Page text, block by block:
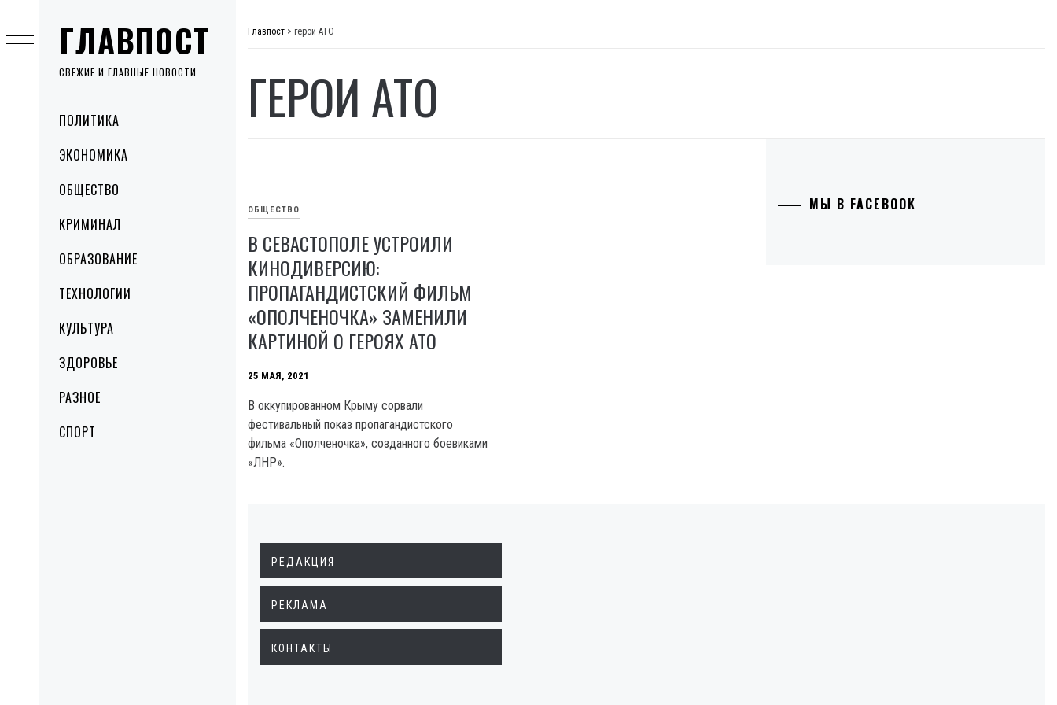
ГЛАВПОСТ
СВЕЖИЕ И ГЛАВНЫЕ НОВОСТИ
MenuПОЛИТИКА
ЭКОНОМИКА
ОБЩЕСТВО
КРИМИНАЛ
ОБРАЗОВАНИЕ
ТЕХНОЛОГИИ
КУЛЬТУРА
ЗДОРОВЬЕ
РАЗНОЕ
СПОРТ
to
content
Главпост > герои АТО
ГЕРОИ АТО
ОБЩЕСТВО
В СЕВАСТОПОЛЕ УСТРОИЛИ
КИНОДИВЕРСИЮ:
ПРОПАГАНДИСТСКИЙ ФИЛЬМ
«ОПОЛЧЕНОЧКА» ЗАМЕНИЛИ
КАРТИНОЙ О ГЕРОЯХ АТО
25 МАЯ, 2021
В оккупированном Крыму сорвали
фестивальный показ пропагандистского
фильма «Ополченочка», созданного боевиками
«ЛНР».
МЫ В FACEBOOK
РЕДАКЦИЯ
РЕКЛАМА
КОНТАКТЫ